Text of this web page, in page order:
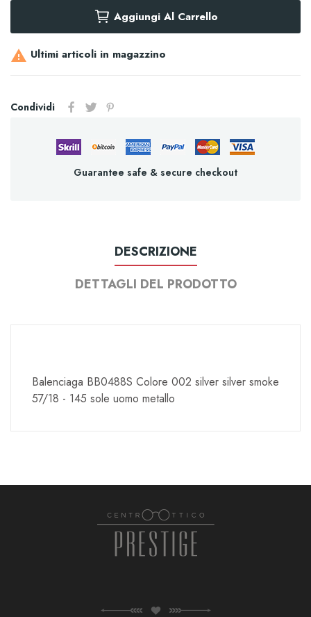
Aggiungi Al Carrello
 Ultimi articoli in magazzino
Condividi
Guarantee safe & secure checkout
DESCRIZIONE
DETTAGLI DEL PRODOTTO
Balenciaga BB0488S Colore 002 silver silver smoke
57/18 - 145 sole uomo metallo